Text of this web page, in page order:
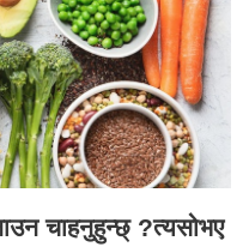
चाहनुहुन्छ् ?त्यसोभए